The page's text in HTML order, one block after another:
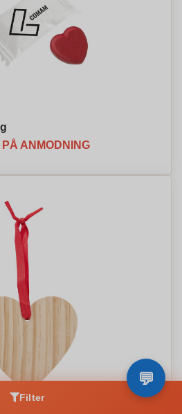
PÅ ANMODNING
Filter